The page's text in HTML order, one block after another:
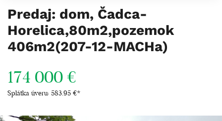
Predaj: dom, Čadca-
Horelica,80m2,pozemok
406m2(207-12-MACHa)
174 000 €
Splátka úveru: 583.95 €*